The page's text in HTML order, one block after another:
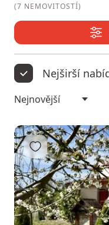
(7 NEMOVITOSTÍ)
Nejširší
Přidat do